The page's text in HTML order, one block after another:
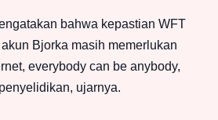
bahwa kepastian WFT
Bjorka masih memerlukan
everybody can be anybody,
ujarnya.